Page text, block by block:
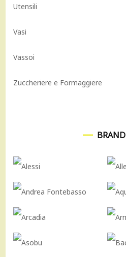
Utensili
Vasi
Vassoi
Zuccheriere e Formaggiere
BRAND